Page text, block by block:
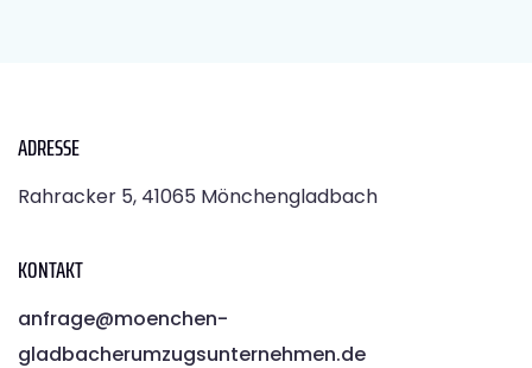
ADRESSE
Rahracker 5, 41065 Mönchengladbach
KONTAKT
anfrage@moenchen­
gladbacherumzugsunternehmen.de